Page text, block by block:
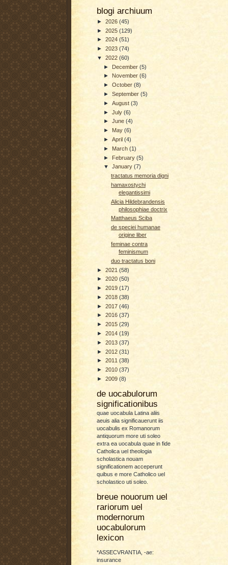
blogi archiuum
► 2026 (45)
► 2025 (129)
► 2024 (51)
► 2023 (74)
▼ 2022 (60)
► December(5)
► November(6)
►October(8)
►September(5)
►August(3)
►July(6)
►June(4)
►May(6)
►April(4)
► March(1)
► February(5)
▼January(7)
tractatus memoria digni
hamaxostychi
elegantissimi
Alicia Hildebrandensis
philosophiae doctrix
Matthaeus Sciba
de speciei humanae
origine liber
feminae contra
feminismum
duo tractatus boni
► 2021 (58)
► 2020 (50)
► 2019 (17)
► 2018 (38)
► 2017 (46)
► 2016 (37)
► 2015 (29)
► 2014 (19)
► 2013 (37)
► 2012 (31)
► 2011 (38)
► 2010 (37)
► 2009 (8)
de uocabulorum
significationibus
quae uocabula Latina aliis
aeuis alia significauerunt iis
uocabulis ex Romanorum
antiquorum more uti soleo
extra ea uocabula quae in fide
Catholica uel theologia
scholastica nouam
significationem acceperunt
quibus e more Catholico uel
scholastico uti soleo.
breue nouorum uel
rariorum uel
modernorum
uocabulorum
lexicon
*ASSECVRANTIA, -ae:
insurance